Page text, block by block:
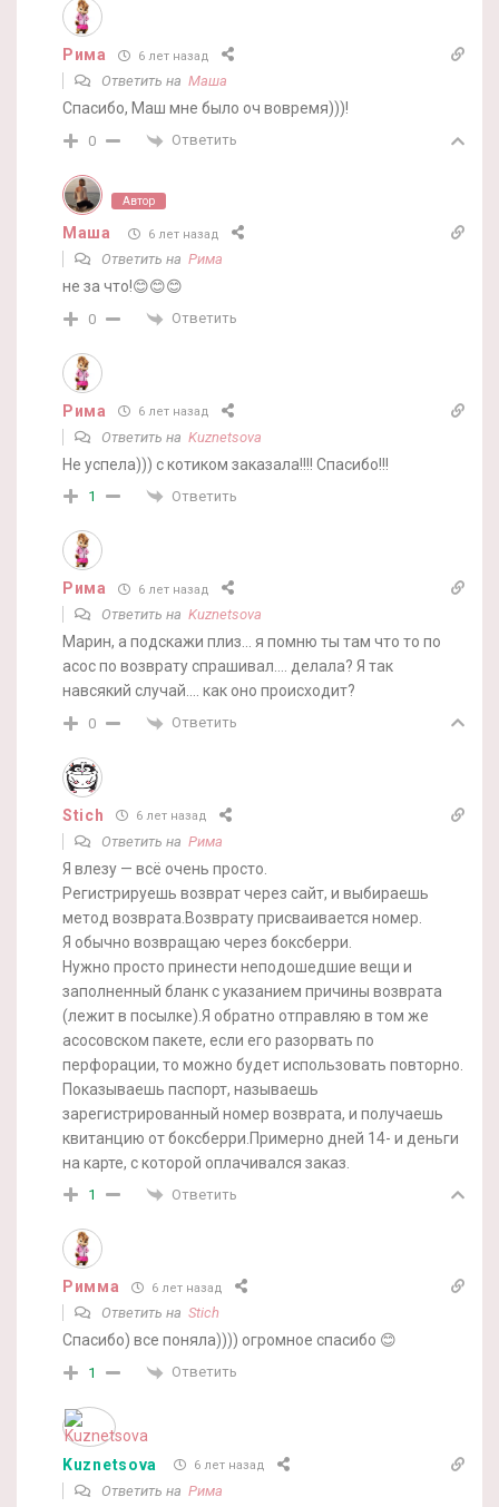
Рима 6 лет назад
Ответить на Маша
Спасибо, Маш мне было оч вовремя)))!
0 Ответить
Автор
Маша 6 лет назад
Ответить на Рима
не за что!😊😊😊
0 Ответить
Рима 6 лет назад
Ответить на Kuznetsova
Не успела))) с котиком заказала!!!! Спасибо!!!
1 Ответить
Рима 6 лет назад
Ответить на Kuznetsova
Марин, а подскажи плиз… я помню ты там что то по
асос по возврату спрашивал…. делала? Я так
навсякий случай…. как оно происходит?
0 Ответить
Stich 6 лет назад
Ответить на Рима
Я влезу — всё очень просто.
Регистрируешь возврат через сайт, и выбираешь
метод возврата.Возврату присваивается номер.
Я обычно возвращаю через боксберри.
Нужно просто принести неподошедшие вещи и
заполненный бланк с указанием причины возврата
(лежит в посылке).Я обратно отправляю в том же
асосовском пакете, если его разорвать по
перфорации, то можно будет использовать повторно.
Показываешь паспорт, называешь
зарегистрированный номер возврата, и получаешь
квитанцию от боксберри.Примерно дней 14- и деньги
на карте, с которой оплачивался заказ.
1 Ответить
Римма 6 лет назад
Ответить на Stich
Спасибо) все поняла)))) огромное спасибо 😊
1 Ответить
Kuznetsova 6 лет назад
Ответить на Рима